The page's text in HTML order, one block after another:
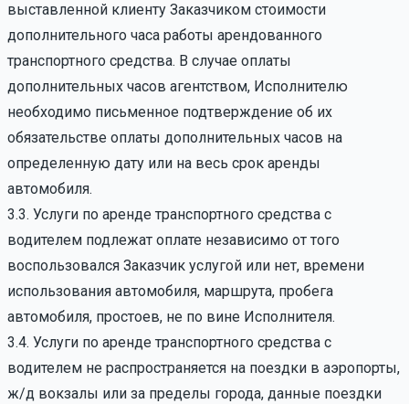
выставленной клиенту Заказчиком стоимости
дополнительного часа работы арендованного
транспортного средства. В случае оплаты
дополнительных часов агентством, Исполнителю
необходимо письменное подтверждение об их
обязательстве оплаты дополнительных часов на
определенную дату или на весь срок аренды
автомобиля.
3.3. Услуги по аренде транспортного средства с
водителем подлежат оплате независимо от того
воспользовался Заказчик услугой или нет, времени
использования автомобиля, маршрута, пробега
автомобиля, простоев, не по вине Исполнителя.
3.4. Услуги по аренде транспортного средства с
водителем не распространяется на поездки в аэропорты,
ж/д вокзалы или за пределы города, данные поездки